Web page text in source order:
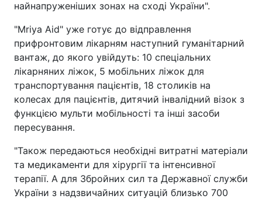
найнапруженіших зонах на сході України".
"Mriya Aid" уже готує до відправлення
прифронтовим лікарням наступний гуманітарний
вантаж, до якого увійдуть: 10 спеціальних
лікарняних ліжок, 5 мобільних ліжок для
транспортування пацієнтів, 18 столиків на
колесах для пацієнтів, дитячий інвалідний візок з
функцією мульти мобільності та інші засоби
пересування.
"Також передаються необхідні витратні матеріали
та медикаменти для хірургії та інтенсивної
терапії. А для Збройних сил та Державної служби
України з надзвичайних ситуацій близько 700